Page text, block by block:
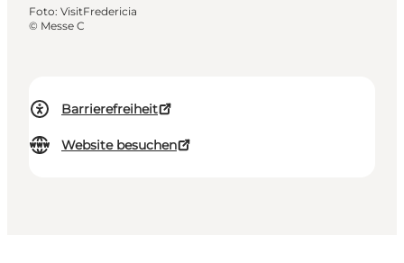
Barrierefreiheit
Website besuchen
Foto: VisitFredericia
© Messe C